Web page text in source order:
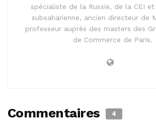
spécialiste de la Russie, de la CEI et
subsaharienne, ancien directeur de
professeur auprès des masters des
de Commerce de Paris.
Commentaires 4